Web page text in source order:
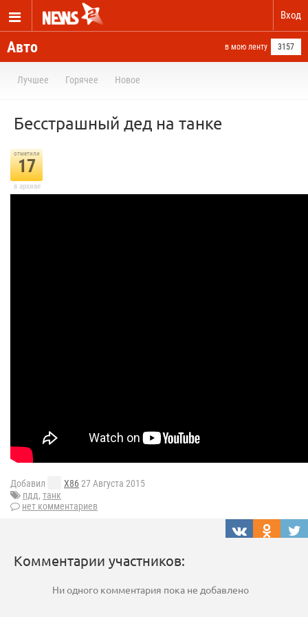
Вход
Авто в мою ленту 3157
Лучшее Горячее Новое
Бесстрашный дед на танке
отметили
17
в архиве
Добавил X8627 Августа 2015
пдд, танк
нет комментариев
Комментарии участников:
Ни одного комментария пока не добавлено